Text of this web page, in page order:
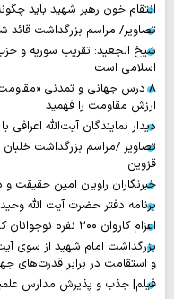
انتقام خون رهبر شهید باید
تصاویر/ مراسم بزرگداشت قائد
شیخ الجعید: تقریب سوریه و
اسلامی است
۸ درس جهانی و تمدنی
ارزش مقاومت را فهمید
دیدار نمایندگان آیت‌الله
تصاویر /مراسم بزرگداشت
قزوین
خبرنگاران راویان امین حقیقت و
برنامه دفتر حضرت آیت الله
اعزام کاروان ۲۰۰ نفره نوجوانان کهگیلویه و بویراحمدی به طریق الحسین (ع)
بزرگداشت امام شهید از سوی
و استقامت در برابر قدرت‌های
فیلم| جذب و پذیرش مدارس